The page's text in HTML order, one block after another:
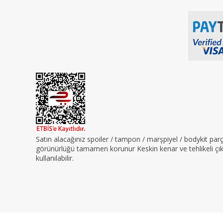
Satın alacağınız spoiler / tampon / marşpiyel / bodykit
görünürlüğü tamamen korunur Keskin kenar ve tehlikeli
kullanılabilir.